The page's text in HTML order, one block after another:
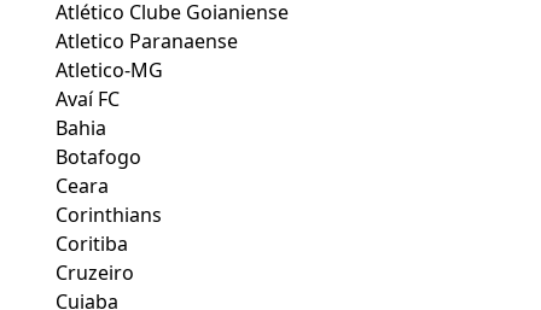
Atlético Clube Goianiense
Atletico Paranaense
Atletico-MG
Avaí FC
Bahia
Botafogo
Ceara
Corinthians
Coritiba
Cruzeiro
Cuiaba